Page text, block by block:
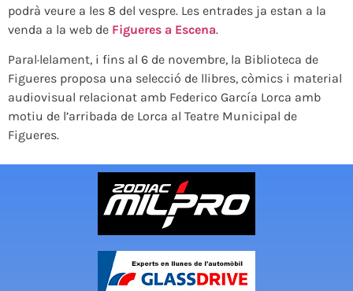
podrà veure a les 8 del vespre. Les entrades ja estan a la
venda a la web de Figueres a Escena.
Paral·lelament, i fins al 6 de novembre, la Biblioteca de
Figueres proposa una selecció de llibres, còmics i material
audiovisual relacionat amb Federico García Lorca amb
motiu de l’arribada de Lorca al Teatre Municipal de
Figueres.